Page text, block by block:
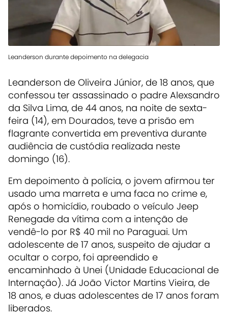
Leanderson durante depoimento na delegacia
Leanderson de Oliveira Júnior, de 18 anos, que
confessou ter assassinado o padre Alexsandro
da Silva Lima, de 44 anos, na noite de sexta-
feira (14), em Dourados, teve a prisão em
flagrante convertida em preventiva durante
audiência de custódia realizada neste
domingo (16).
Em depoimento à polícia, o jovem afirmou ter
usado uma marreta e uma faca no crime e,
após o homicídio, roubado o veículo Jeep
Renegade da vítima com a intenção de
vendê-lo por R$ 40 mil no Paraguai. Um
adolescente de 17 anos, suspeito de ajudar a
ocultar o corpo, foi apreendido e
encaminhado à Unei (Unidade Educacional de
Internação). Já João Victor Martins Vieira, de
18 anos, e duas adolescentes de 17 anos foram
liberados.